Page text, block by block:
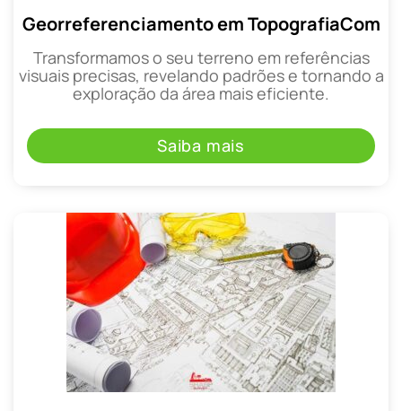
Georreferenciamento em TopografiaCom
Transformamos o seu terreno em referências
visuais precisas, revelando padrões e tornando a
exploração da área mais eficiente.
Saiba mais